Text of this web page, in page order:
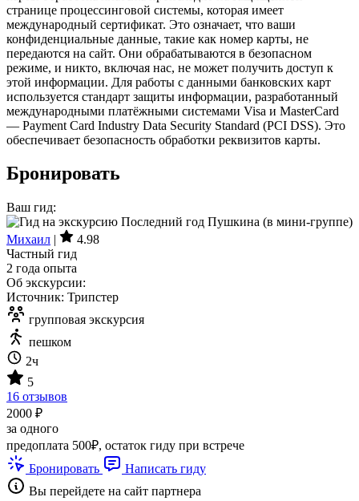
странице процессинговой системы, которая имеет
международный сертификат. Это означает, что ваши
конфиденциальные данные, такие как номер карты, не
передаются на сайт. Они обрабатываются в безопасном
режиме, и никто, включая нас, не может получить доступ к
этой информации. Для работы с данными банковских карт
используется стандарт защиты информации, разработанный
международными платёжными системами Visa и MasterCard
— Payment Card Industry Data Security Standard (PCI DSS). Это
обеспечивает безопасность обработки реквизитов карты.
Бронировать
Ваш гид:
Михаил |
4.98
Частный гид
2 года опыта
Об экскурсии:
Источник: Трипстер
групповая экскурсия
пешком
2ч
5
16 отзывов
2000 ₽
за одного
предоплата 500₽, остаток гиду при встрече
Бронировать
Написать гиду
Вы перейдете на сайт партнера